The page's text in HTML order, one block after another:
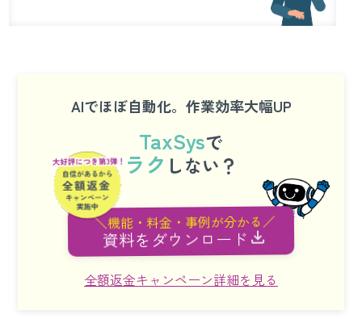
AIでほぼ自動化。作業効率大幅UP
TaxSysで
ラク しない？
＼機能・料金・事例が分かる／
資料をダウンロード
全額返金キャンペーン詳細を見る